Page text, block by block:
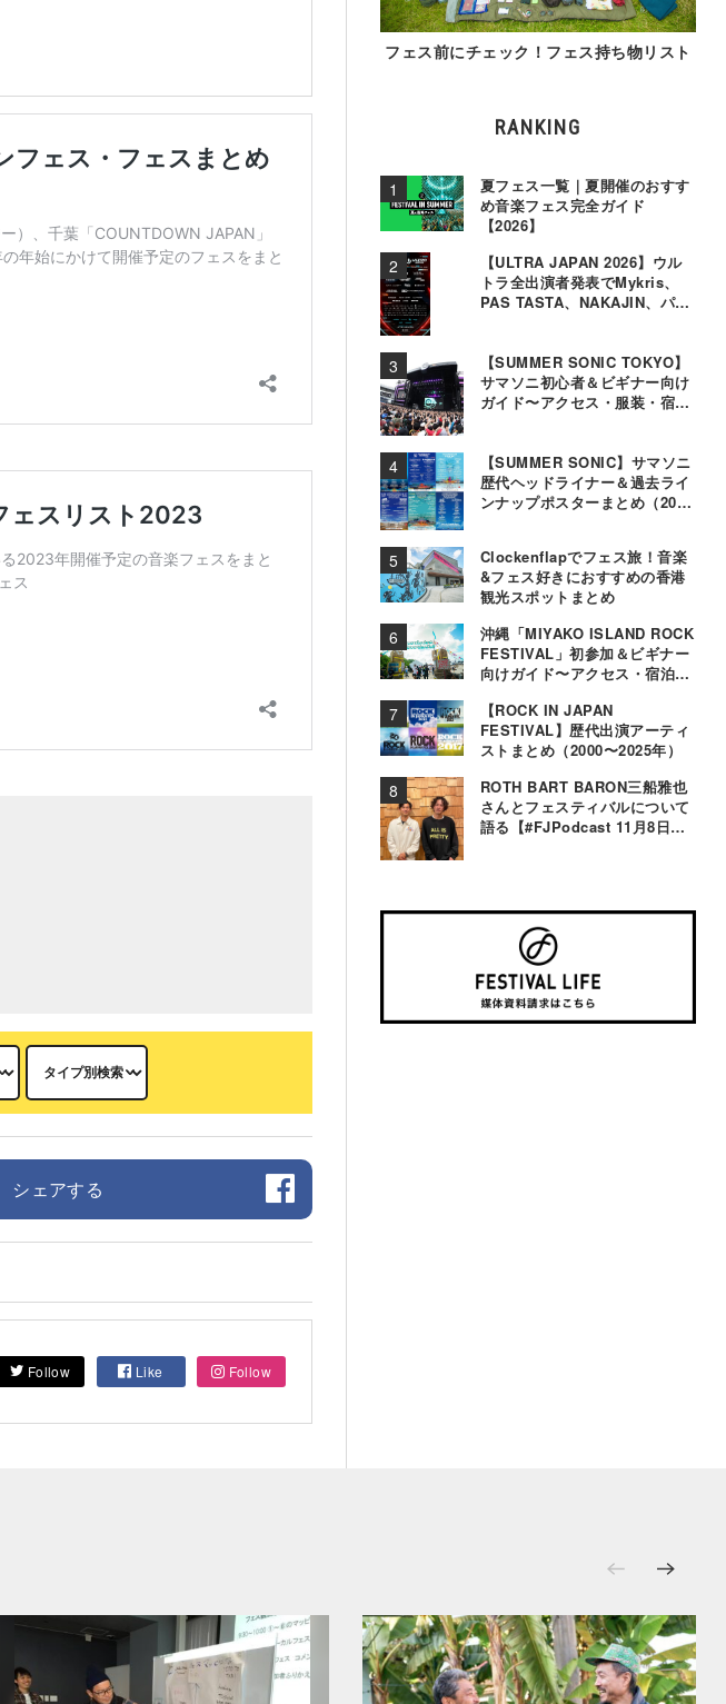
シェアする
Follow Like Follow
フェス前にチェック！フェス持ち物リスト
RANKING
夏フェス一覧｜夏開催のおすす
め音楽フェス完全ガイド
【2026】
【ULTRA JAPAN 2026】ウル
トラ全出演者発表でMykris、
PAS TASTA、NAKAJIN、パソ
【SUMMER SONIC TOKYO】
サマソニ初心者＆ビギナー向け
ガイド〜アクセス・服装・宿泊
【SUMMER SONIC】サマソニ
歴代ヘッドライナー＆過去ライ
ンナップポスターまとめ（2000
Clockenflapでフェス旅！音楽
&フェス好きにおすすめの香港
観光スポットまとめ
沖縄「MIYAKO ISLAND ROCK
FESTIVAL」初参加＆ビギナー
向けガイド〜アクセス・宿泊・
【ROCK IN JAPAN
FESTIVAL】歴代出演アーティ
ストまとめ（2000〜2025年）
ROTH BART BARON三船雅也
さんとフェスティバルについて
語る【#FJPodcast 11月8日配